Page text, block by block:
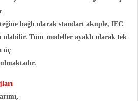
bağlı olarak standart akuple, IEC
olabilir. Tüm modeller ayaklı olarak tek
üç